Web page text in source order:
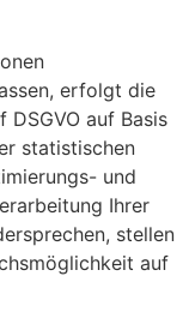
erfolgt die
auf Basis
statistischen
und
Ihrer
stellen
auf